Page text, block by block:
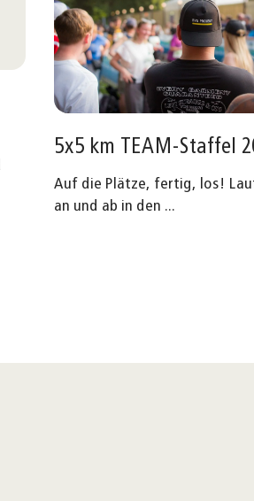
5x5 km TEAM-Staffel
Auf die Plätze, fertig, los!
an und ab in den ...